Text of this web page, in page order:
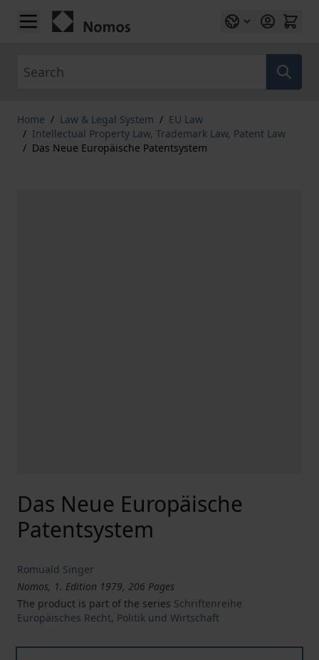
Skip to Content
Home / Law & Legal System / EU Law
/ Intellectual Property Law, Trademark Law, Patent Law
/ Das Neue Europäische Patentsystem
Das Neue Europäische
Patentsystem
Romuald Singer
Nomos, 1. Edition 1979, 206 Pages
The product is part of the series Schriftenreihe
Europäisches Recht, Politik und Wirtschaft